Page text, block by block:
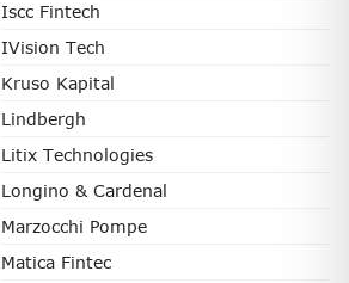
Iscc Fintech
IVision Tech
Kruso Kapital
Lindbergh
Litix Technologies
Longino & Cardenal
Marzocchi Pompe
Matica Fintec